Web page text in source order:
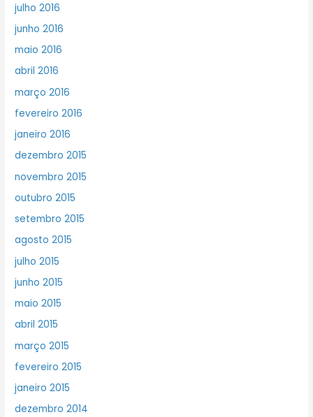
julho 2016
junho 2016
maio 2016
abril 2016
março 2016
fevereiro 2016
janeiro 2016
dezembro 2015
novembro 2015
outubro 2015
setembro 2015
agosto 2015
julho 2015
junho 2015
maio 2015
abril 2015
março 2015
fevereiro 2015
janeiro 2015
dezembro 2014